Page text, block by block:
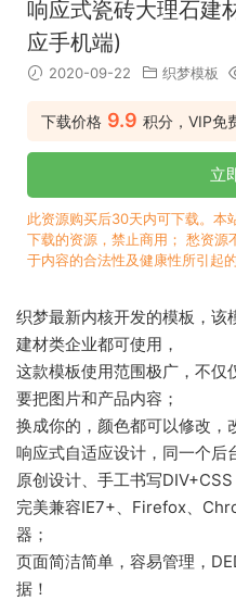
响应式瓷砖大理石建
应手机端)
2020-09-22 织梦模板
下载价格 9.9 积分，VIP免
立
此资源购买后30天内可下载。本
下载的资源，禁止商用； 愁资源
于内容的合法性及健康性所引起
织梦最新内核开发的模板，该
建材类企业都可使用，
这款模板使用范围极广，不仅
要把图片和产品内容；
换成你的，颜色都可以修改，
响应式自适应设计，同一个后
原创设计、手工书写DIV+CSS
完美兼容IE7+、Firefox、
器；
页面简洁简单，容易管理，
据！